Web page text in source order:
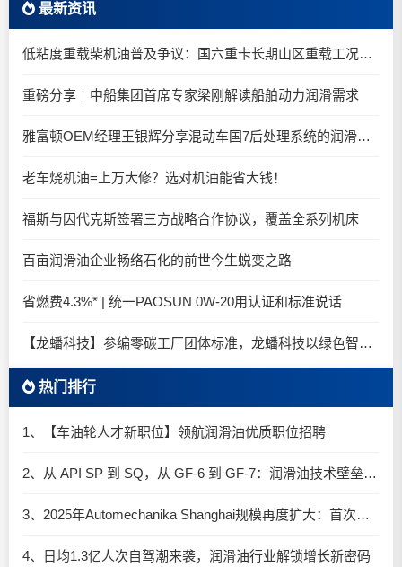
最新资讯
低粘度重载柴机油普及争议：国六重卡长期山区重载工况是否适合0W-20柴油机油？
重磅分享｜中船集团首席专家梁刚解读船舶动力润滑需求
雅富顿OEM经理王银辉分享混动车国7后处理系统的润滑油要求
老车烧机油=上万大修？选对机油能省大钱！
福斯与因代克斯签署三方战略合作协议，覆盖全系列机床
百亩润滑油企业畅络石化的前世今生蜕变之路
省燃费4.3%* | 统一PAOSUN 0W-20用认证和标准说话
【龙蟠科技】参编零碳工厂团体标准，龙蟠科技以绿色智造锚定零碳未来
热门排行
1、【车油轮人才新职位】领航润滑油优质职位招聘
2、从 API SP 到 SQ，从 GF-6 到 GF-7：润滑油技术壁垒再升高，你准备好了吗？
3、2025年Automechanika Shanghai规模再度扩大：首次启用国家会展中心（上海）全部15个展馆
4、日均1.3亿人次自驾潮来袭，润滑油行业解锁增长新密码​